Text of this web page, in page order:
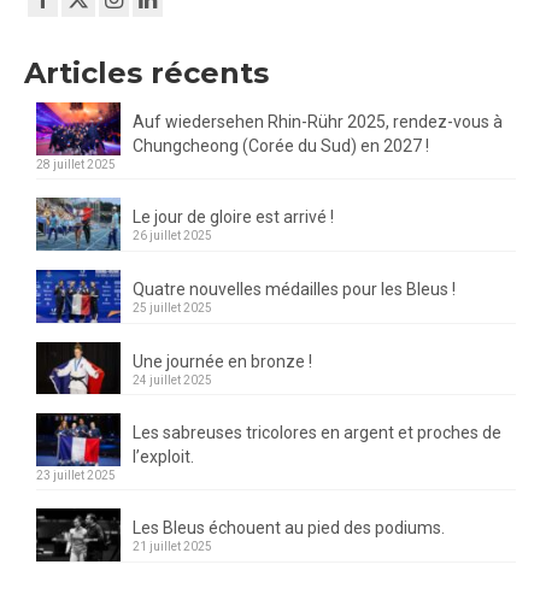
Articles récents
Auf wiedersehen Rhin-Rühr 2025, rendez-vous à
Chungcheong (Corée du Sud) en 2027 !
28 juillet 2025
Le jour de gloire est arrivé !
26 juillet 2025
Quatre nouvelles médailles pour les Bleus !
25 juillet 2025
Une journée en bronze !
24 juillet 2025
Les sabreuses tricolores en argent et proches de
l’exploit.
23 juillet 2025
Les Bleus échouent au pied des podiums.
21 juillet 2025